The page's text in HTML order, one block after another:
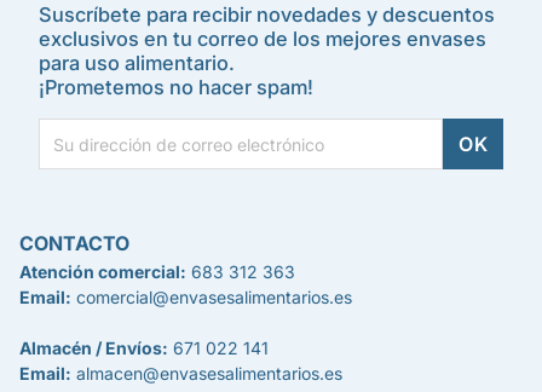
Suscríbete para recibir novedades y descuentos
exclusivos en tu correo de los mejores envases
para uso alimentario.
¡Prometemos no hacer spam!
CONTACTO
Atención comercial: 683 312 363
Email: comercial@envasesalimentarios.es
Almacén / Envíos: 671 022 141
Email: almacen@envasesalimentarios.es